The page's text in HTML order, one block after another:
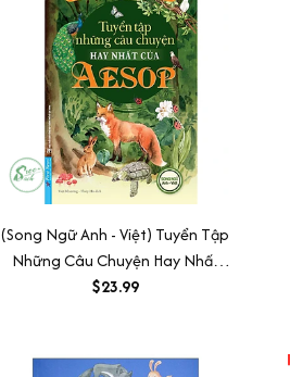
(Song Ngữ Anh - Việt) Tuyển Tập
Những Câu Chuyện Hay Nhất
Của AESOP
$23.99